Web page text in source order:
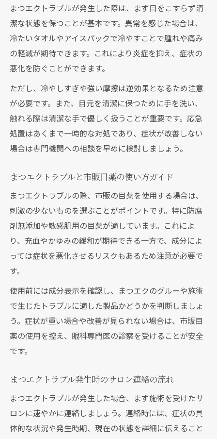
まつエクトラブルが発生した際は、まず目をこすらず清
潔な状態を保つことが基本です。異常を感じた場合は、
冷たいタオルやアイスパックで冷やすことで腫れや痛み
の軽減が期待できます。これにより炎症を抑え、症状の
悪化を防ぐことができます。
ただし、冷やしすぎや強い摩擦は逆効果となるため注意
が必要です。また、目元を清潔に保つために手を洗い、
触れる際は清潔な手で優しく扱うことが重要です。応急
処置はあくまで一時的な対処であり、症状が改善しない
場合は専門機関への相談を早めに検討しましょう。
まつエクトラブルと市販目薬の使い方ガイド
まつエクトラブルの際、市販の目薬を使用する場合は、
刺激の少ないものを選ぶことがポイントです。特に防腐
剤無添加や敏感肌用の目薬が適しています。これによ
り、充血やかゆみの緩和が期待できる一方で、成分によ
っては症状を悪化させるリスクもあるため注意が必要で
す。
使用前には成分表示を確認し、まつエクのグルーや施術
で生じたトラブルに適した製品かどうかを判断しましょ
う。症状が重い場合や改善が見られない場合は、市販目
薬の使用を控え、眼科専門医の診察を受けることが安全
です。
まつエクトラブル発生時のサロン連絡の流れ
まつエクトラブルが発生した場合、まず施術を受けたサ
ロンに速やかに連絡しましょう。連絡時には、症状の具
体的な状況や発生時期、現在の状態を詳細に伝えること